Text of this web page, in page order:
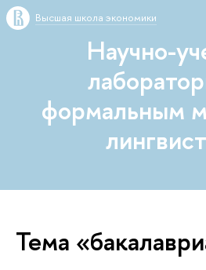
Высшая школа экономики
Научно-
формальным
Тема